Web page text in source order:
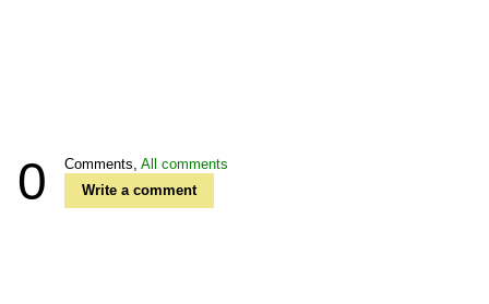
0 Comments, All comments
Write a comment